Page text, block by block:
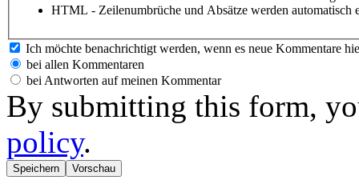
HTML - Zeilenumbrüche und Absätze werden automatisch
Ich möchte benachrichtigt werden, wenn es neue Kommentare
bei allen Kommentaren
bei Antworten auf meinen Kommentar
By submitting this form,
policy.